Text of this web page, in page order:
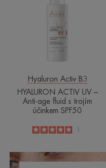
–
Anti-
age
fluid
účinkem
SPF50
Hyaluron Activ B3
HYALURON ACTIV UV –
Anti-age fluid s trojím
účinkem SPF50
5/51